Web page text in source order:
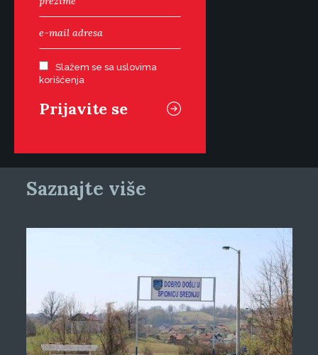
Slažem se sa uslovima
korišćenja
Saznajte više